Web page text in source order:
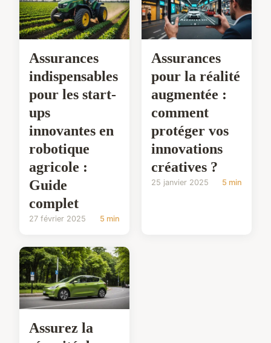
Assurances
indispensables
pour les start-
ups
innovantes en
robotique
agricole :
Guide
complet
27 février 2025 5 min
Assurances
pour la réalité
augmentée :
comment
protéger vos
innovations
créatives ?
25 janvier 2025 5 min
Assurez la